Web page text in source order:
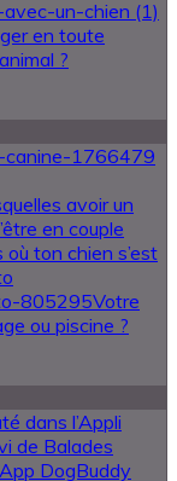
en toute
?
avoir un
en couple
où ton chien s’est
Votre
ou piscine ?
dans l’Appli
de Balades